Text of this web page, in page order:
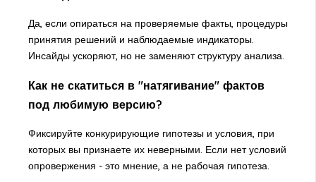
Да, если опираться на проверяемые факты, процедуры
принятия решений и наблюдаемые индикаторы.
Инсайды ускоряют, но не заменяют структуру анализа.
Как не скатиться в "натягивание" фактов
под любимую версию?
Фиксируйте конкурирующие гипотезы и условия, при
которых вы признаете их неверными. Если нет условий
опровержения - это мнение, а не рабочая гипотеза.